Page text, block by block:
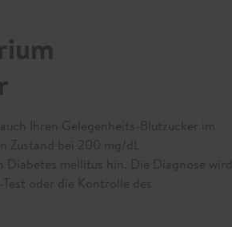
Ihren Gelegenheits-Blutzucker im
Zustand bei 200 mg/dL
Diabetes mellitus hin. Die Diagnose wird
oder die Kontrolle des